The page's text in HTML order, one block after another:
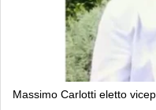
Massimo Carlotti eletto